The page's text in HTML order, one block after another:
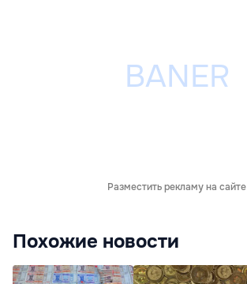
Разместить рекламу на сайте
Похожие новости